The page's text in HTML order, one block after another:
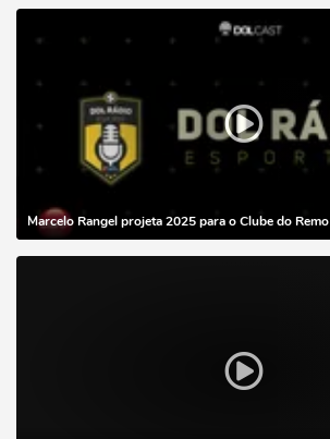
Marcelo Rangel projeta 2025 para o Clube do Remo